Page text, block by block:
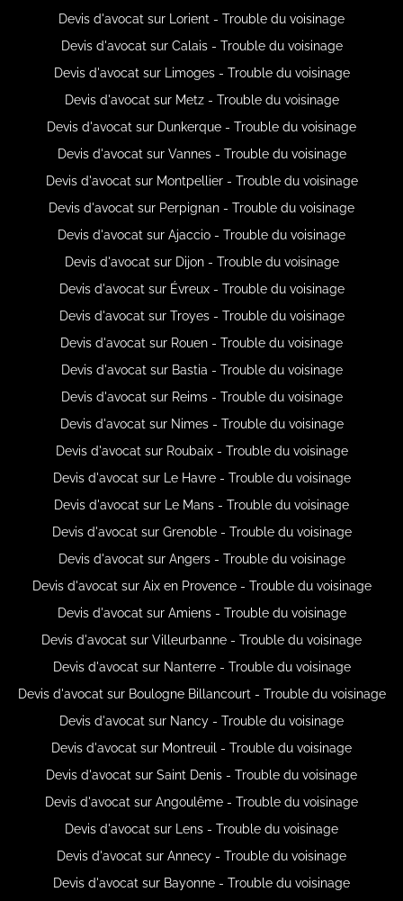
Devis d'avocat sur Lorient - Trouble du voisinage
Devis d'avocat sur Calais - Trouble du voisinage
Devis d'avocat sur Limoges - Trouble du voisinage
Devis d'avocat sur Metz - Trouble du voisinage
Devis d'avocat sur Dunkerque - Trouble du voisinage
Devis d'avocat sur Vannes - Trouble du voisinage
Devis d'avocat sur Montpellier - Trouble du voisinage
Devis d'avocat sur Perpignan - Trouble du voisinage
Devis d'avocat sur Ajaccio - Trouble du voisinage
Devis d'avocat sur Dijon - Trouble du voisinage
Devis d'avocat sur Évreux - Trouble du voisinage
Devis d'avocat sur Troyes - Trouble du voisinage
Devis d'avocat sur Rouen - Trouble du voisinage
Devis d'avocat sur Bastia - Trouble du voisinage
Devis d'avocat sur Reims - Trouble du voisinage
Devis d'avocat sur Nimes - Trouble du voisinage
Devis d'avocat sur Roubaix - Trouble du voisinage
Devis d'avocat sur Le Havre - Trouble du voisinage
Devis d'avocat sur Le Mans - Trouble du voisinage
Devis d'avocat sur Grenoble - Trouble du voisinage
Devis d'avocat sur Angers - Trouble du voisinage
Devis d'avocat sur Aix en Provence - Trouble du voisinage
Devis d'avocat sur Amiens - Trouble du voisinage
Devis d'avocat sur Villeurbanne - Trouble du voisinage
Devis d'avocat sur Nanterre - Trouble du voisinage
Devis d'avocat sur Boulogne Billancourt - Trouble du voisinage
Devis d'avocat sur Nancy - Trouble du voisinage
Devis d'avocat sur Montreuil - Trouble du voisinage
Devis d'avocat sur Saint Denis - Trouble du voisinage
Devis d'avocat sur Angoulême - Trouble du voisinage
Devis d'avocat sur Lens - Trouble du voisinage
Devis d'avocat sur Annecy - Trouble du voisinage
Devis d'avocat sur Bayonne - Trouble du voisinage